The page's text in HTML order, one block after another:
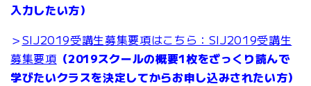
入力したい方）
＞SIJ2019受講生募集要項はこちら：SIJ2019受講生
募集要項 （2019スクールの概要1枚をざっくり読んで
学びたいクラスを決定してからお申し込みされたい方）